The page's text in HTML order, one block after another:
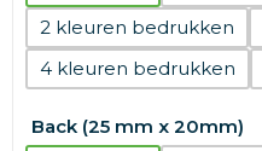
2
4
Back (25 mm x 20mm)